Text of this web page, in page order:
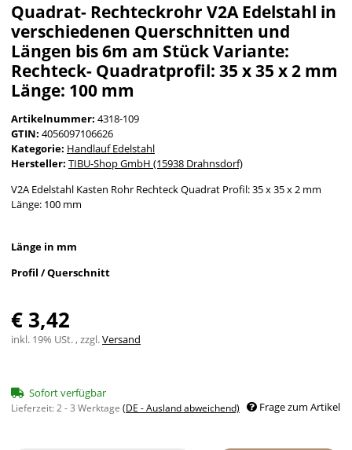
Quadrat- Rechteckrohr V2A Edelstahl in
verschiedenen Querschnitten und
Längen bis 6m am Stück Variante:
Rechteck- Quadratprofil: 35 x 35 x 2 mm
Länge: 100 mm
Artikelnummer: 4318-109
GTIN: 4056097106626
Kategorie: Handlauf Edelstahl
Hersteller: TIBU-Shop GmbH (15938 Drahnsdorf)
V2A Edelstahl Kasten Rohr Rechteck Quadrat Profil: 35 x 35 x 2 mm
Länge: 100 mm
Länge in mm
Profil / Querschnitt
€ 3,42
inkl. 19% USt. , zzgl.Versand
Sofort verfügbar
Lieferzeit:2 - 3 Werktage (DE - Ausland abweichend) Frage zum Artikel